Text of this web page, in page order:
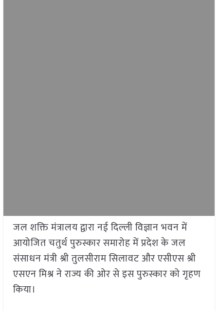
जल शक्ति मंत्रालय द्वारा नई दिल्ली विज्ञान भवन में
आयोजित चतुर्थ पुरुस्कार समारोह में प्रदेश के जल
संसाधन मंत्री श्री तुलसीराम सिलावट और एसीएस श्री
एसएन मिश्र ने राज्य की ओर से इस पुरुस्कार को गृहण
किया।